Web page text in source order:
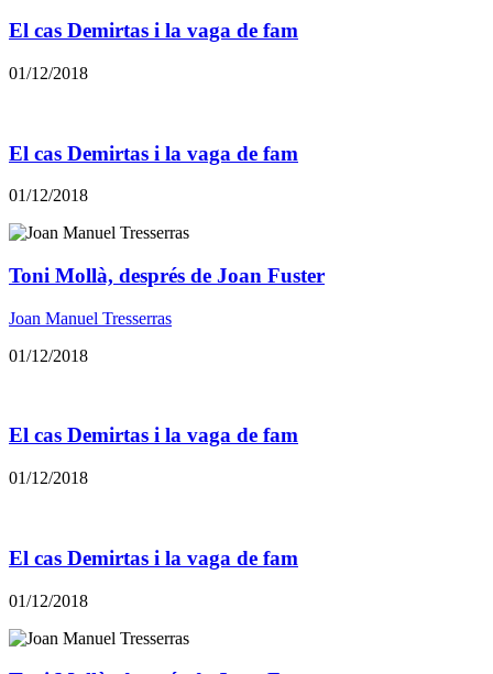
El cas Demirtas i la vaga de fam
01/12/2018
El cas Demirtas i la vaga de fam
01/12/2018
Toni Mollà, després de Joan Fuster
Joan Manuel Tresserras
01/12/2018
El cas Demirtas i la vaga de fam
01/12/2018
El cas Demirtas i la vaga de fam
01/12/2018